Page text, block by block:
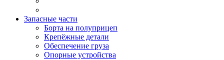
Запасные части
Борта на полуприцеп
Крепёжные детали
Обеспечение груза
Опорные устройства